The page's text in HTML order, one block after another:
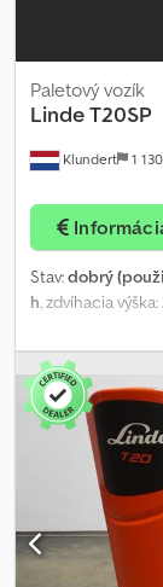
Klundert 1
Paletový vozík
LindeT20SP
Stav:dobrý
h, zdvíhacia výška:
Rok výroby: 2016
Nosnosť: 2.000
na požiadanie
den Hollander